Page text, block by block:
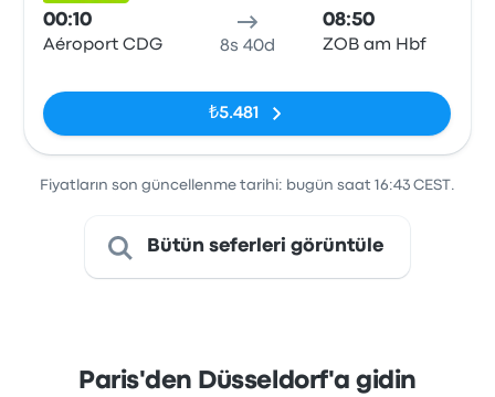
00:10
Aéroport CDG 8s 40d
08:50
ZOB am Hbf
₺5.481
Fiyatların son güncellenme tarihi: bugün saat 16:43 CEST.
Bütün seferleri görüntüle
Paris'den Düsseldorf'a gidin